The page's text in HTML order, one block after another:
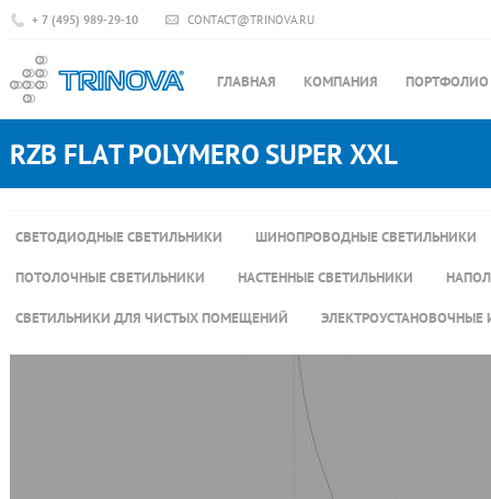
+ 7 (495) 989-29-10 CONTACT@TRINOVA.RU
ГЛАВНАЯ КОМПАНИЯ ПОРТФОЛИО
RZB FLAT POLYMERO SUPER XXL
СВЕТОДИОДНЫЕ СВЕТИЛЬНИКИ ШИНОПРОВОДНЫЕ СВЕТИЛЬНИКИ
ПОТОЛОЧНЫЕ СВЕТИЛЬНИКИ НАСТЕННЫЕ СВЕТИЛЬНИКИ
СВЕТИЛЬНИКИ ДЛЯ ЧИСТЫХ ПОМЕЩЕНИЙ ЭЛЕКТРОУСТАНОВОЧНЫЕ